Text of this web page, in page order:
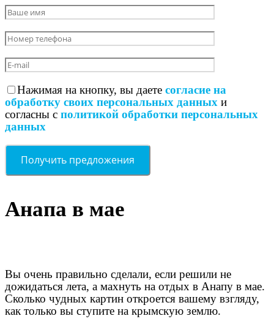
Нажимая на кнопку, вы даете согласие на
обработку своих персональных данных и
согласны с политикой обработки персональных
данных
Анапа в мае
Вы очень правильно сделали, если решили не
дожидаться лета, а махнуть на отдых в Анапу в мае.
Сколько чудных картин откроется вашему взгляду,
как только вы ступите на крымскую землю.